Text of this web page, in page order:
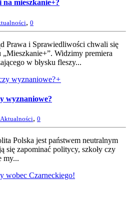
na mieszkanie+?
, 0
Prawa i Sprawiedliwości chwali się
„Mieszkanie+”. Widzimy premiera
w błysku fleszy...
+
wyznaniowe?
Aktualności, 0
Polska jest państwem neutralnym
się zapominać politycy, szkoły czy
my...
wobec Czarneckiego!